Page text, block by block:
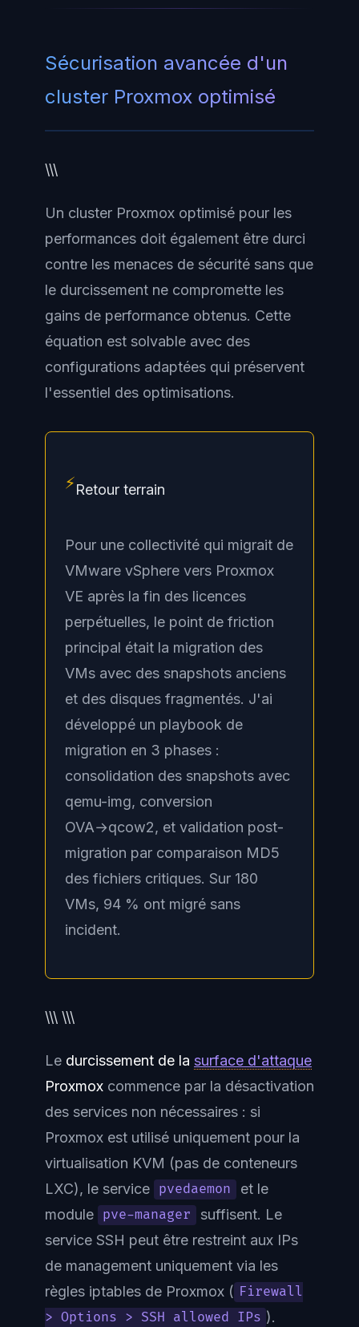
Sécurisation avancée d'un
cluster Proxmox optimisé
\\\
Un cluster Proxmox optimisé pour les
performances doit également être durci
contre les menaces de sécurité sans que
le durcissement ne compromette les
gains de performance obtenus. Cette
équation est solvable avec des
configurations adaptées qui préservent
l'essentiel des optimisations.
⚡Retour terrain
Pour une collectivité qui migrait de
VMware vSphere vers Proxmox
VE après la fin des licences
perpétuelles, le point de friction
principal était la migration des
VMs avec des snapshots anciens
et des disques fragmentés. J'ai
développé un playbook de
migration en 3 phases :
consolidation des snapshots avec
qemu-img, conversion
OVA→qcow2, et validation post-
migration par comparaison MD5
des fichiers critiques. Sur 180
VMs, 94 % ont migré sans
incident.
\\\ \\\
Le durcissement de la surface d'attaque
Proxmox commence par la désactivation
des services non nécessaires : si
Proxmox est utilisé uniquement pour la
virtualisation KVM (pas de conteneurs
LXC), le service pvedaemon
et le
module pve-manager
suffisent. Le
service SSH peut être restreint aux IPs
de management uniquement via les
règles iptables de Proxmox ( Firewall
> Options > SSH allowed IPs ).